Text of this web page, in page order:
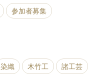
参加者募集
染織 木竹工 諸工芸